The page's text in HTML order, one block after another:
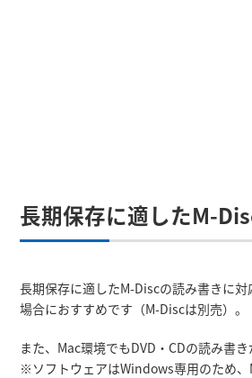
長期保存に適したM-
長期保存に適したM-Discの読み書きに
場合におすすめです（M-Discは別売）。
また、Mac環境でもDVD・CDの読み書
※ソフトウェアはWindows専用のため、